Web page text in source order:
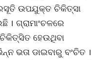
ଉପଯୁକ୍ତ ଚିକିତ୍ସା
ଗ୍ରାମାଂଚଳରେ
ହେଉଥିବା
ଭତା ଡାଇବାରୁ ବଂଚିତ ।